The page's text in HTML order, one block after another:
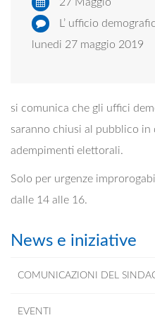
L’ ufficio
lunedi 27 maggio 2019
si comunica che gli uffici
saranno chiusi al pubblico
adempimenti elettorali.
Solo per urgenze
dalle 14 alle 16.
News e iniziative
COMUNICAZIONI DEL
EVENTI